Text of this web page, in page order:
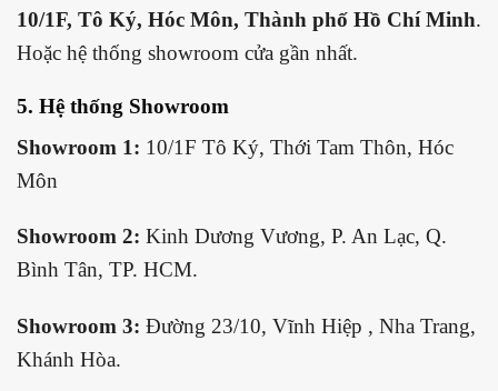
10/1F, Tô Ký, Hóc Môn, Thành phố Hồ Chí Minh.
Hoặc hệ thống showroom cửa gần nhất.
5. Hệ thống Showroom
Showroom 1: 10/1F Tô Ký, Thới Tam Thôn, Hóc
Môn
Showroom 2: Kinh Dương Vương, P. An Lạc, Q.
Bình Tân, TP. HCM.
Showroom 3: Đường 23/10, Vĩnh Hiệp , Nha Trang,
Khánh Hòa.